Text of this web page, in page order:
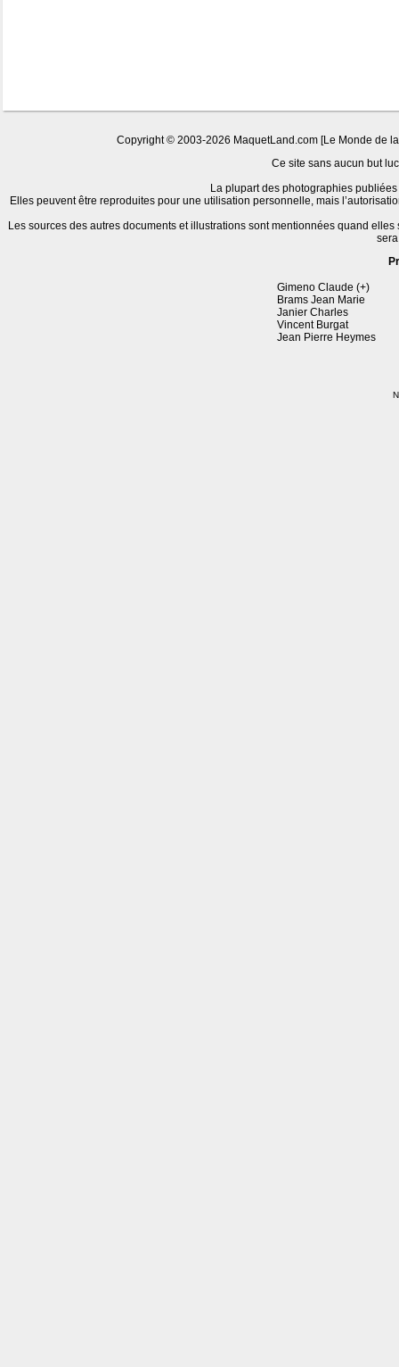
Copyright © 2003-2026 MaquetLand.com [Le Monde de
Ce site sans aucun but
La plupart des photographies
Elles peuvent être reproduites pour une utilisation personnelle, mais
Les sources des autres documents et illustrations sont mentionnées quand
Gimeno Claude (+)
Brams Jean Marie
Janier Charles
Vincent Burgat
Jean Pierre Heymes